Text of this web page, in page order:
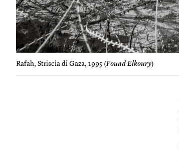
Rafah, Striscia di Gaza, 1995 (Fouad Elkoury)